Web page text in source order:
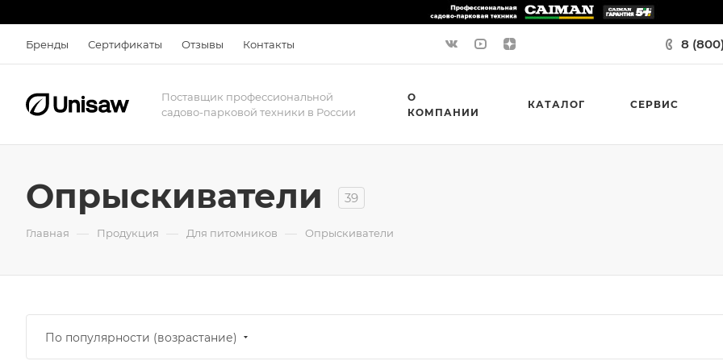
Бренды Сертификаты Отзывы Контакты 8
Поставщик профессиональной
садово-парковой техники в России
О
КОМПАНИИ
КАТАЛОГ СЕРВИС
Опрыскиватели 39
Главная — Продукция — Для питомников — Опрыскиватели
По популярности (возрастание)